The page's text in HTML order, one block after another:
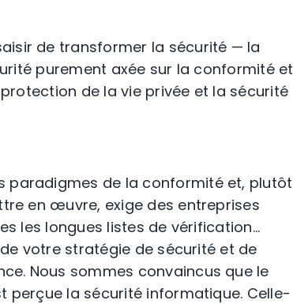
de transformer la sécurité — la
purement axée sur la conformité et
de la vie privée et la sécurité
paradigmes de la conformité et, plutôt
en œuvre, exige des entreprises
les longues listes de vérification…
votre stratégie de sécurité et de
Nous sommes convaincus que le
perçue la sécurité informatique. Celle-